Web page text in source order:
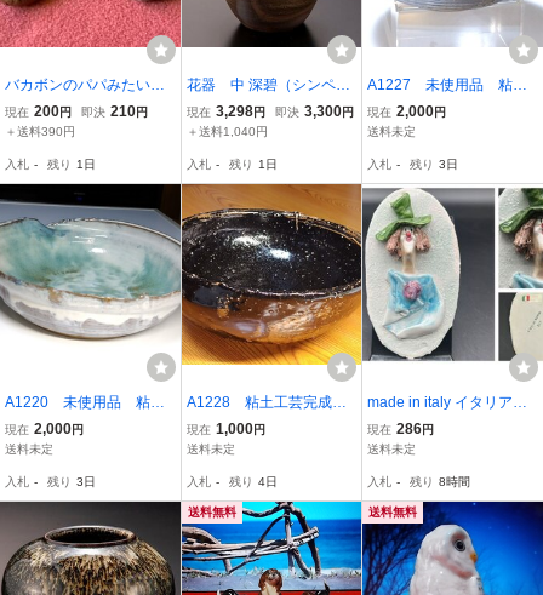
バカボンのパパみたいな
陶製の謎の生物親子 手
作り作家作品
現在 200円 即決 210円
＋送料390円
入札 - 残り 1日
花器 中 深碧（シンペ
キ）窯 NSA2
現在 3,298円 即決 3,300円
＋送料1,040円
入札 - 残り 1日
A1227 未使用品 粘土
工芸完成品 大鉢 花
器 メダカ鉢 睡蓮鉢
cm 重量/3900ｇ 鉢
現在 2,000円
送料未定
入札 - 残り 3日
A1220 未使用品 粘土
工芸完成品 陶芸 大
鉢 花器 メダカ鉢 水
直径/33cm×高さ/9〜10cm
現在 2,000円
送料未定
入札 - 残り 3日
A1228 粘土工芸完成
品 陶芸 大鉢 盛鉢
花器 和食器 直径/24〜
量/2100ｇ
現在 1,000円
送料未定
入札 - 残り 4日
made in italy イタリア製
ハンドメイド ピエロ 陶器
絵 15.5×8.5×3㎝ 105g 紙
壁飾 西洋陶器 （20892)
現在 286円
送料未定
入札 - 残り 8時間
送料無料 送料無料